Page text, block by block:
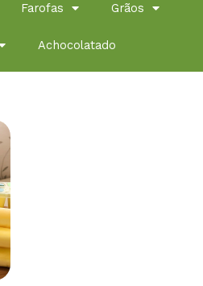
Farofas Grãos
Achocolatado